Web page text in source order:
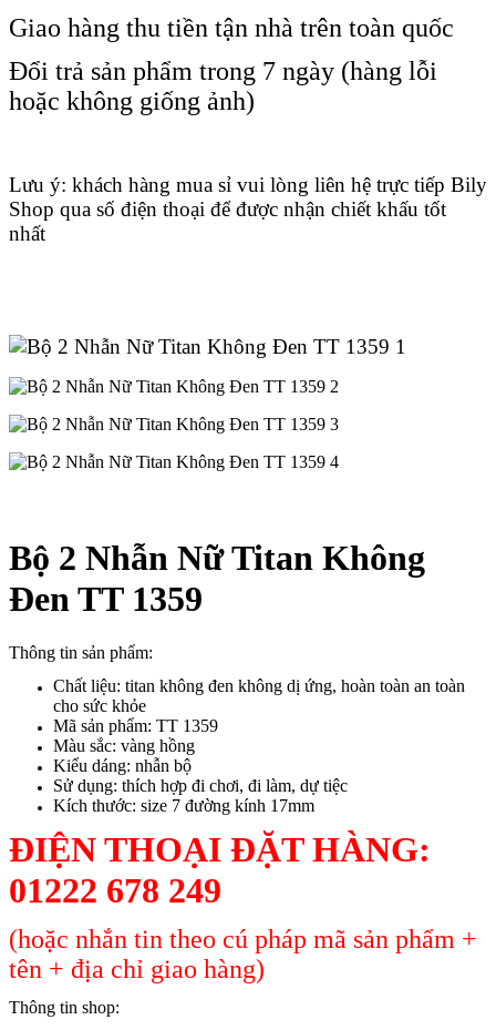
Giao hàng thu tiền tận nhà trên toàn quốc
Đổi trả sản phẩm trong 7 ngày (hàng lỗi
hoặc không giống ảnh)
Lưu ý: khách hàng mua sỉ vui lòng liên hệ trực tiếp Bily
Shop qua số điện thoại để được nhận chiết khấu tốt
nhất
Bộ 2 Nhẫn Nữ Titan Không
Đen TT 1359
Thông tin sản phẩm:
Chất liệu: titan không đen không dị ứng, hoàn toàn an toàn
cho sức khỏe
Mã sản phẩm: TT 1359
Màu sắc: vàng hồng
Kiểu dáng: nhẫn bộ
Sử dụng: thích hợp đi chơi, đi làm, dự tiệc
Kích thước: size 7 đường kính 17mm
ĐIỆN THOẠI ĐẶT HÀNG:
01222 678 249
(hoặc nhắn tin theo cú pháp mã sản phẩm +
tên + địa chỉ giao hàng)
Thông tin shop: